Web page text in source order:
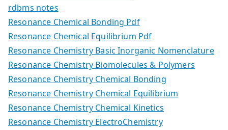
rdbms notes
Resonance Chemical Bonding Pdf
Resonance Chemical Equilibrium Pdf
Resonance Chemistry Basic Inorganic Nomenclature
Resonance Chemistry Biomolecules & Polymers
Resonance Chemistry Chemical Bonding
Resonance Chemistry Chemical Equilibrium
Resonance Chemistry Chemical Kinetics
Resonance Chemistry ElectroChemistry